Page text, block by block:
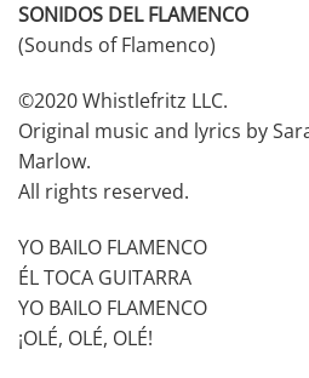
SONIDOS DEL FLAMENCO
(Sounds of Flamenco)
©2020 Whistlefritz LLC.
Original music and lyrics by
Marlow.
All rights reserved.
YO BAILO FLAMENCO
ÉL TOCA GUITARRA
YO BAILO FLAMENCO
¡OLÉ, OLÉ, OLÉ!